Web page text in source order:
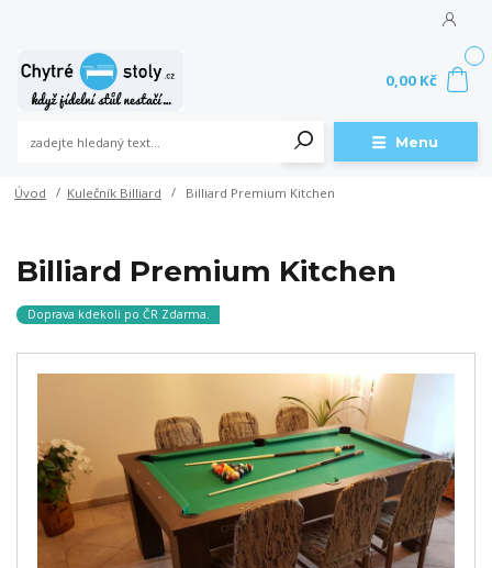
Menu
0,00 Kč
Úvod Kulečník Billiard Billiard Premium Kitchen
Billiard Premium Kitchen
Doprava kdekoli po ČR Zdarma.